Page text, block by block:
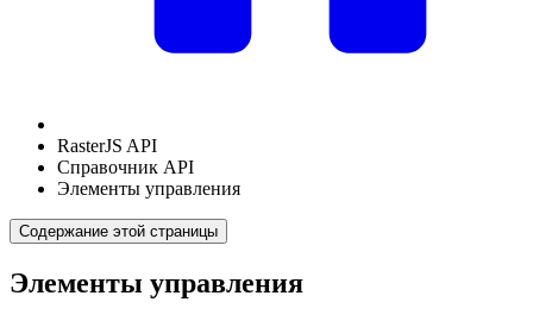
RasterJS API
Справочник API
Элементы управления
Содержание этой страницы
Элементы управления